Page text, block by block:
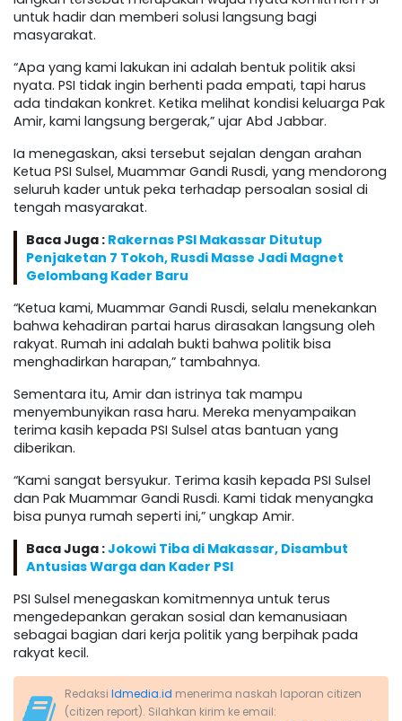
untuk hadir dan memberi solusi langsung bagi
masyarakat.
“Apa yang kami lakukan ini adalah bentuk politik aksi
nyata. PSI tidak ingin berhenti pada empati, tapi harus
ada tindakan konkret. Ketika melihat kondisi keluarga Pak
Amir, kami langsung bergerak,” ujar Abd Jabbar.
Ia menegaskan, aksi tersebut sejalan dengan arahan
Ketua PSI Sulsel, Muammar Gandi Rusdi, yang mendorong
seluruh kader untuk peka terhadap persoalan sosial di
tengah masyarakat.
Baca Juga : Rakernas PSI Makassar Ditutup
Penjaketan 7 Tokoh, Rusdi Masse Jadi Magnet
Gelombang Kader Baru
“Ketua kami, Muammar Gandi Rusdi, selalu menekankan
bahwa kehadiran partai harus dirasakan langsung oleh
rakyat. Rumah ini adalah bukti bahwa politik bisa
menghadirkan harapan,” tambahnya.
Sementara itu, Amir dan istrinya tak mampu
menyembunyikan rasa haru. Mereka menyampaikan
terima kasih kepada PSI Sulsel atas bantuan yang
diberikan.
“Kami sangat bersyukur. Terima kasih kepada PSI Sulsel
dan Pak Muammar Gandi Rusdi. Kami tidak menyangka
bisa punya rumah seperti ini,” ungkap Amir.
Baca Juga :Jokowi Tiba di Makassar, Disambut
Antusias Warga dan Kader PSI
PSI Sulsel menegaskan komitmennya untuk terus
mengedepankan gerakan sosial dan kemanusiaan
sebagai bagian dari kerja politik yang berpihak pada
rakyat kecil.
Redaksi Idmedia.id menerima naskah laporan citizen
(citizen report). Silahkan kirim ke email: